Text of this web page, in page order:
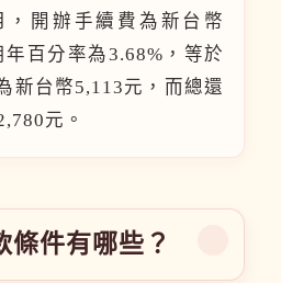
，開辦手續費為新台幣
百分率為3.68%，等於
新台幣5,113元，而總還
元。
條件有哪些？